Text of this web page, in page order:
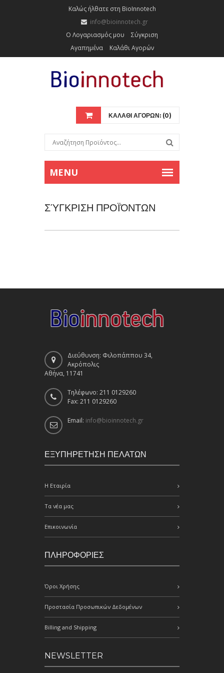
Καλώς ήλθατε στη BioInnotech
info@bioinnotech.gr
Ο Λογαριασμός μου
Σύγκριση
Αγαπημένα
Καλάθι Αγορών
ΚΑΛΑΘΙ ΑΓΟΡΩΝ: (0)
ΣΎΓΚΡΙΣΗ ΠΡΟΪΌΝΤΩΝ
Διεύθυνση: Φιλοπάππου 34,
Ακρόπολις
Αθήνα, 11741
Τηλέφωνο: 211 0129260
Fax: 211 0129260
Email: info@bioinnotech.gr
ΕΞΥΠΗΡΕΤΗΣΗ ΠΕΛΑΤΩΝ
Η Εταιρία
Τα νέα μας
Επικοινωνία
ΠΛΗΡΟΦΟΡΙΕΣ
Όροι Χρήσης
Προστασία Προσωπικών Δεδομένων
Billing and Shipping
NEWSLETTER